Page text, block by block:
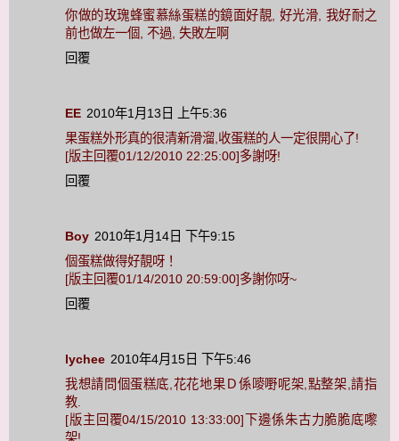
你做的玫瑰蜂蜜慕絲蛋糕的鏡面好靚, 好光滑, 我好耐之
前也做左一個, 不過, 失敗左啊
回覆
EE 2010年1月13日 上午5:36
果蛋糕外形真的很清新滑溜,收蛋糕的人一定很開心了!
[版主回覆01/12/2010 22:25:00]多謝呀!
回覆
Boy 2010年1月14日 下午9:15
個蛋糕做得好靚呀！
[版主回覆01/14/2010 20:59:00]多謝你呀~
回覆
lychee 2010年4月15日 下午5:46
我想請問個蛋糕底,花花地果Ｄ係嘜嘢呢架,點整架,請指
教.
[版主回覆04/15/2010 13:33:00]下邊係朱古力脆脆底嚟
架!